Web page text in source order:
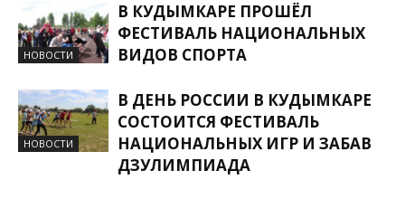
НОВОСТИ
В КУДЫМКАРЕ ПРОШЁЛ
ФЕСТИВАЛЬ НАЦИОНАЛЬНЫХ
ВИДОВ СПОРТА
НОВОСТИ
В ДЕНЬ РОССИИ В КУДЫМКАРЕ
СОСТОИТСЯ ФЕСТИВАЛЬ
НАЦИОНАЛЬНЫХ ИГР И ЗАБАВ
ДЗУЛИМПИАДА